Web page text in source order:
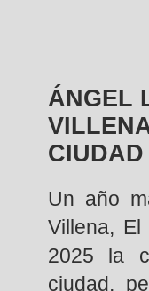
ÁNGEL
Un año
Villena,
2025 la
ciudad,